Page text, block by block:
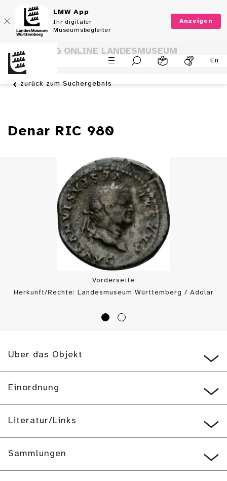
LMW App
Ihr digitaler
Museumsbegleiter
Anzeigen
En
SAMMLUNG ONLINE LANDESMUSEUM
WÜRTTEMBERG
zurück zum Suchergebnis
Denar RIC 980
Vorderseite
Herkunft/Rechte: Landesmuseum Württemberg / Adolar
Über das Objekt
Einordnung
Literatur/Links
Sammlungen